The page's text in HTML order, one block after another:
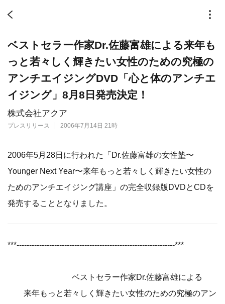
株式会社アクア
プレスリリース 2006年7月14日 21時
ベストセラー作家Dr.佐藤富雄による来年も
っと若々しく輝きたい女性のための究極の
アンチエイジングDVD「心と体のアンチエ
イジング」8月8日発売決定！
2006年5月28日に行われた「Dr.佐藤富雄の女性塾〜
Younger Next Year〜来年もっと若々しく輝きたい女性の
ためのアンチエイジング講座」の完全収録版DVDとCDを
発売することとなりました。
***---------------------------------------------------------------***
ベストセラー作家Dr.佐藤富雄による
来年もっと若々しく輝きたい女性のための究極のアン